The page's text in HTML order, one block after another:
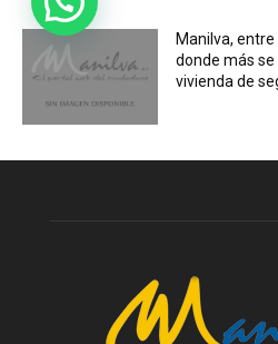
Manilva,
donde más
vivienda de